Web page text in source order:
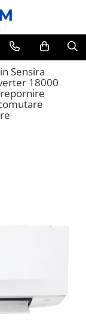
Sensira
18000